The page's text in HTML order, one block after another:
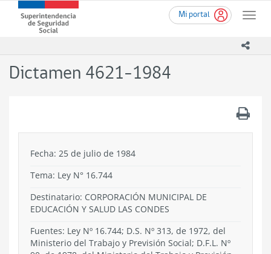
contenido
Mi portal
Toggle
Superintendencia
de
-
Dictamen 4621-1984
Fecha: 25 de julio de 1984
Tema: Ley N° 16.744
Destinatario: CORPORACIÓN MUNICIPAL DE
EDUCACIÓN Y SALUD LAS CONDES
Fuentes: Ley Nº 16.744; D.S. Nº 313, de 1972, del
Ministerio del Trabajo y Previsión Social; D.F.L. Nº